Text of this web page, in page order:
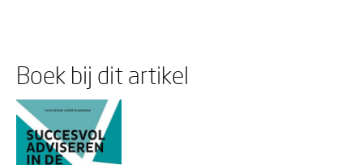
Boek bij dit artikel